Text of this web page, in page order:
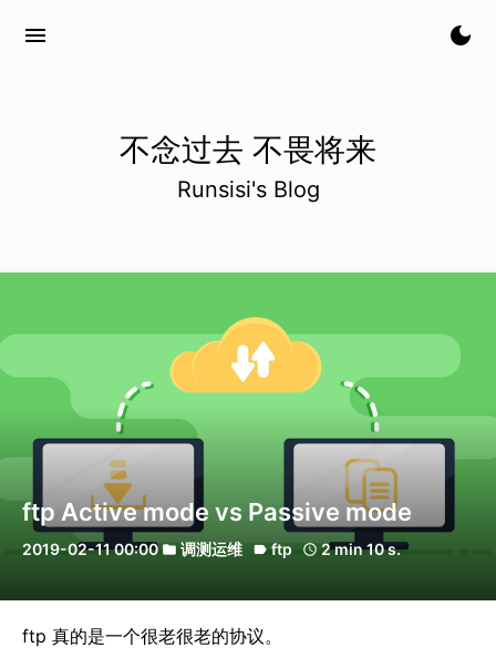
menu dark_mode
不念过去 不畏将来
Runsisi's Blog
ftp Active mode vs Passive mode
2019-02-11 00:00folder 调测运维 label ftp schedule2 min 10 s.
ftp 真的是一个很老很老的协议。